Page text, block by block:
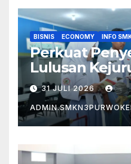
BISNIS ECONOMY INFO
Perkuat
Lulusan
Luncurkan
Tamatan SMK
31 JULI 2026